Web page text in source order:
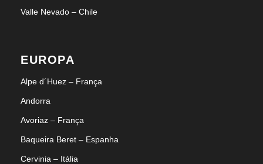
Blog & Dicas
Valle Nevado – Chile
EUROPA
Alpe d´Huez – França
Andorra
Avoriaz – França
Baqueira Beret – Espanha
Cervinia – Itália